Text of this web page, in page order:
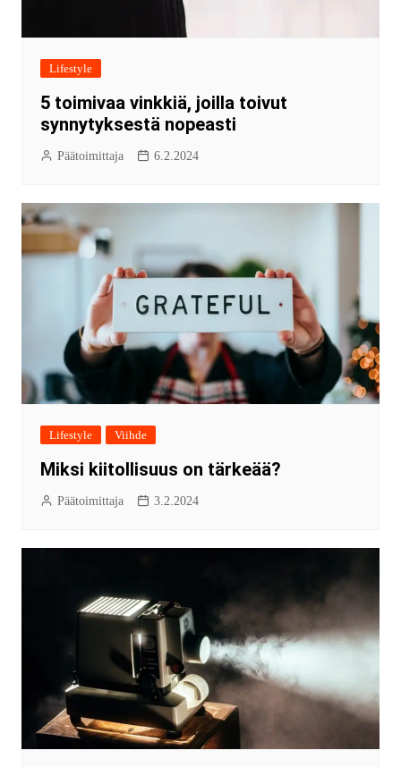
Lifestyle
5 toimivaa vinkkiä, joilla toivut
synnytyksestä nopeasti
Päätoimittaja 6.2.2024
Lifestyle Viihde
Miksi kiitollisuus on tärkeää?
Päätoimittaja 3.2.2024